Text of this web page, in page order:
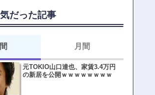
だった記事
元TOKIO山口達也、家賃3.4万円
の新居を公開ｗｗｗｗｗｗｗｗ
月間
【悲報】東京着く前にHP尽
方民ｗｗｗ移動だけで瀕死